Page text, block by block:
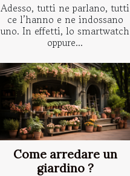
Adesso, tutti ne parlano, tutti
ce l’hanno e ne indossano
uno. In effetti, lo smartwatch
oppure...
Come arredare un
giardino ?